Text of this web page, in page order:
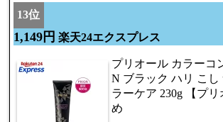
13位
1,149円 楽天24エクスプレス
プリオール カラーコ
N ブラック ハリ こし
ラーケア 230g 【プ
め